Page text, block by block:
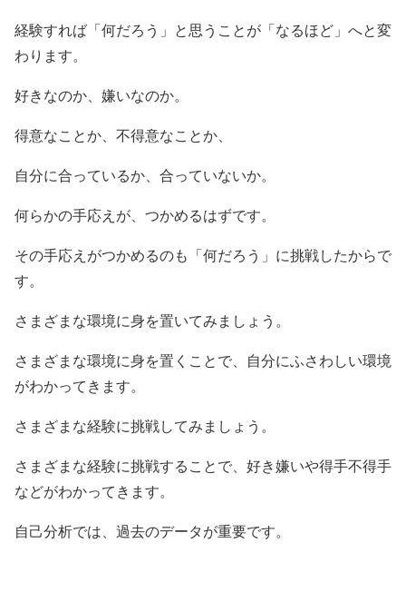
経験すれば「何だろう」と思うことが「なるほど」へと変
わります。
好きなのか、嫌いなのか。
得意なことか、不得意なことか、
自分に合っているか、合っていないか。
何らかの手応えが、つかめるはずです。
その手応えがつかめるのも「何だろう」に挑戦したからで
す。
さまざまな環境に身を置いてみましょう。
さまざまな環境に身を置くことで、自分にふさわしい環境
がわかってきます。
さまざまな経験に挑戦してみましょう。
さまざまな経験に挑戦することで、好き嫌いや得手不得手
などがわかってきます。
自己分析では、過去のデータが重要です。